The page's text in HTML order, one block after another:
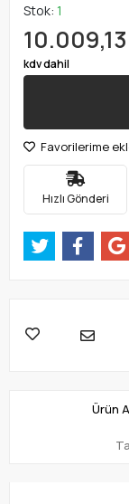
Stok: 1
kdv dahil
Favorilerime
Hızlı Gönderi
Ürün